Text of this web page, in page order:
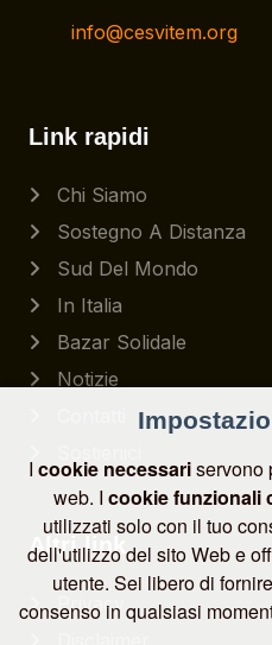
info@cesvitem.org
Link rapidi
Chi Siamo
Sostegno A Distanza
Sud Del Mondo
In Italia
Bazar Solidale
Notizie
Altri link
Privacy
Icookie necessariservono
web. I cookie funzionali
utilizzati solo con il tuo
dell'utilizzo del sito Web e
utente. Sei libero di
consenso in qualsiasi